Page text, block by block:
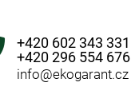
+420 602 343 331
+420 296 554 676
info@ekogarant.cz